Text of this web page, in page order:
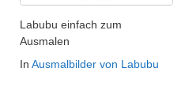
Labubu einfach zum
Ausmalen
In Ausmalbilder von Labubu